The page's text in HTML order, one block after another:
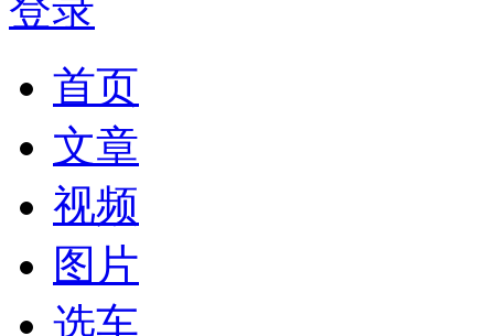
首页
文章
视频
图片
选车